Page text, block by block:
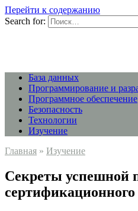
Перейти к содержанию
Search for:
База данных
Программирование и
Программное обеспечение
Безопасность
Технологии
Изучение
Главная » Изучение
Секреты успешной
сертификационного